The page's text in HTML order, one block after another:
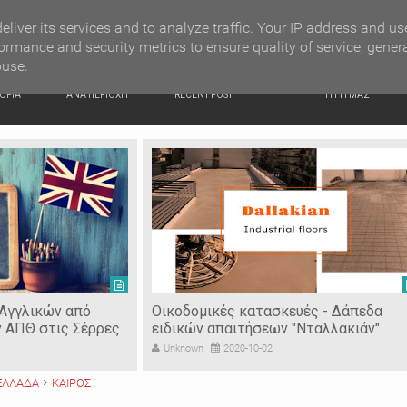
ΑΝΑ ΠΕΡΙΟΧΗ RECENT POST Η ΓΗ ΜΑΣ
από
ΑΠΘ στις Σέρρες
Οικοδομικές κατασκευές - Δάπεδα
ειδικών απαιτήσεων "Νταλλακιάν"
Unknown 2020-10-02
ΚΑΙΡΟΣ
its services and to analyze traffic. Your IP address and
and security metrics to ensure quality of service,